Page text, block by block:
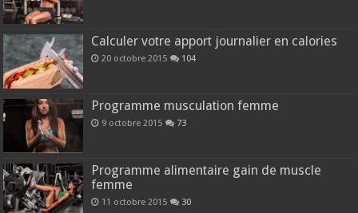
Calculer votre apport journalier en calories
20 octobre 2015 104
Programme musculation femme
9 octobre 2015 73
Programme alimentaire gain de muscle
femme
11 octobre 2015 30